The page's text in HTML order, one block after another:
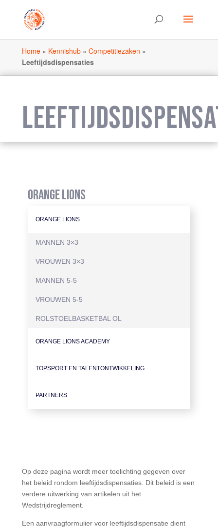
Home» Kennishub» Competitiezaken »
Leeftijdsdispensaties
ORANGE LIONS
ORANGE LIONS
MANNEN 3×3
VROUWEN 3×3
MANNEN 5-5
VROUWEN 5-5
ROLSTOELBASKETBAL OL
ORANGE LIONS ACADEMY
TOPSPORT EN TALENTONTWIKKELING
PARTNERS
Op deze pagina wordt meer toelichting gegeven over
het beleid rondom leeftijdsdispensaties. Dit beleid is een
verdere uitwerking van artikelen uit het
Wedstrijdreglement.
Een aanvraagformulier voor leeftijdsdispensatie dient